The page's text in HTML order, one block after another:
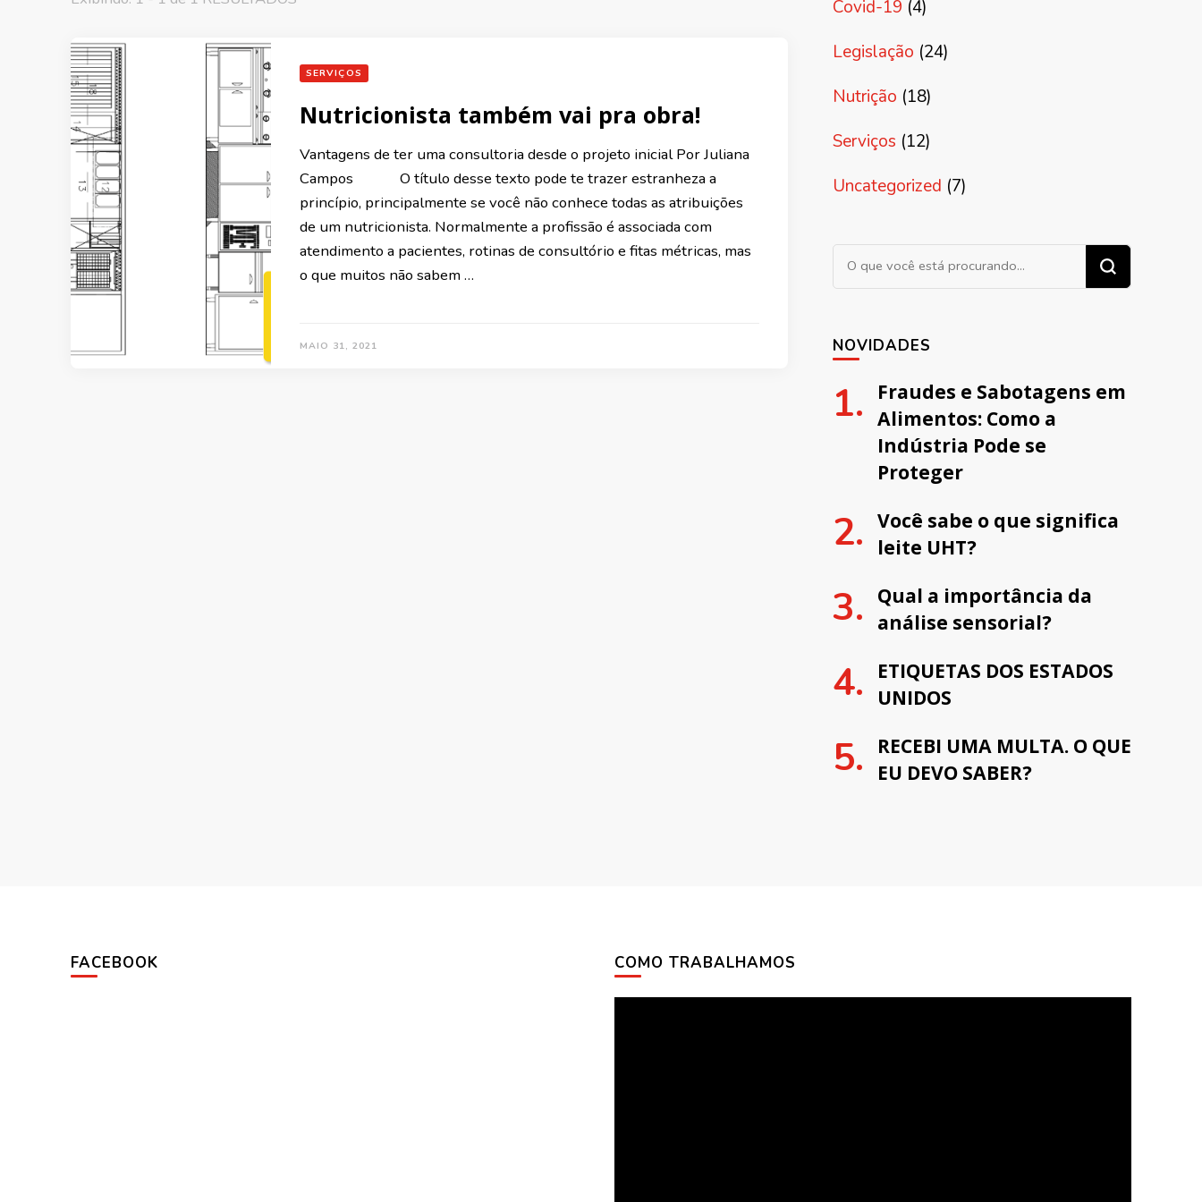
SERVIÇOS
Nutricionista também vai pra obra!
Vantagens de ter uma consultoria desde o projeto inicial Por Juliana
Campos O título desse texto pode te trazer estranheza a
princípio, principalmente se você não conhece todas as atribuições
de um nutricionista. Normalmente a profissão é associada com
atendimento a pacientes, rotinas de consultório e fitas métricas, mas
o que muitos não sabem …
MAIO 31, 2021
Covid-19 (4)
Legislação (24)
Nutrição (18)
Serviços (12)
Uncategorized (7)
Procurando algo?
NOVIDADES
Fraudes e Sabotagens em
Alimentos: Como a
Indústria Pode se
Proteger
Você sabe o que significa
leite UHT?
Qual a importância da
análise sensorial?
ETIQUETAS DOS ESTADOS
UNIDOS
RECEBI UMA MULTA. O QUE
EU DEVO SABER?
FACEBOOK COMO TRABALHAMOS